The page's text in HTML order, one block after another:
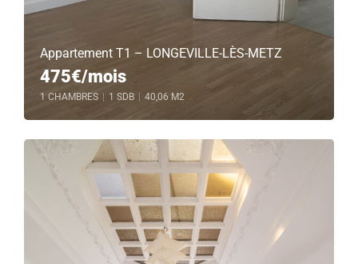
Appartement T1 – LONGEVILLE-LÈS-METZ
475€/mois
1 CHAMBRES 1 SDB 40,06 M2